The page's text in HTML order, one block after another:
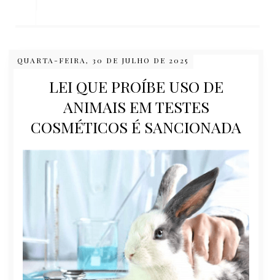
QUARTA-FEIRA, 30 DE JULHO DE 2025
LEI QUE PROÍBE USO DE
ANIMAIS EM TESTES
COSMÉTICOS É SANCIONADA